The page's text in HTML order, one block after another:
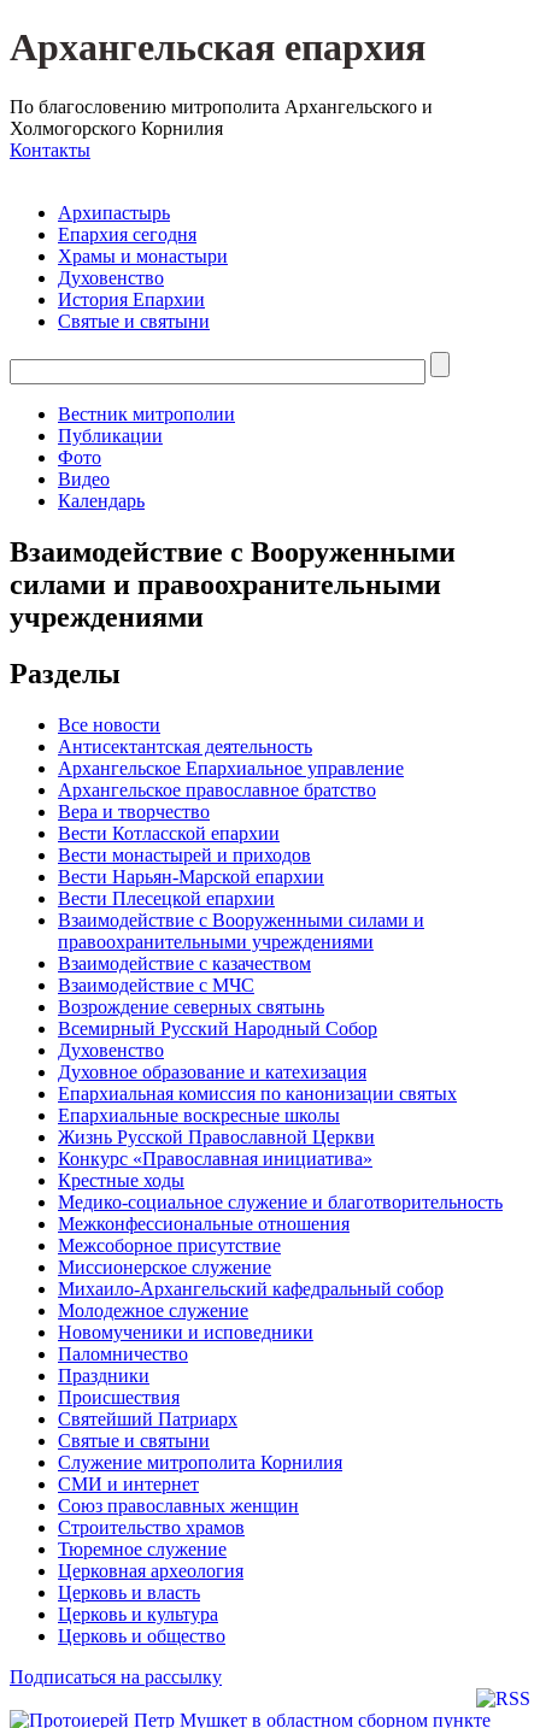
Архангельская епархия
По благословению митрополита Архангельского и
Холмогорского Корнилия
Контакты
Архипастырь
Епархия сегодня
Храмы и монастыри
Духовенство
История Епархии
Святые и святыни
Вестник митрополии
Публикации
Фото
Видео
Календарь
Взаимодействие с Вооруженными
силами и правоохранительными
учреждениями
Разделы
Все новости
Антисектантская деятельность
Архангельское Епархиальное управление
Архангельское православное братство
Вера и творчество
Вести Котласской епархии
Вести монастырей и приходов
Вести Нарьян-Марской епархии
Вести Плесецкой епархии
Взаимодействие с Вооруженными силами и
правоохранительными учреждениями
Взаимодействие с казачеством
Взаимодействие с МЧС
Возрождение северных святынь
Всемирный Русский Народный Собор
Духовенство
Духовное образование и катехизация
Епархиальная комиссия по канонизации святых
Епархиальные воскресные школы
Жизнь Русской Православной Церкви
Конкурс «Православная инициатива»
Крестные ходы
Медико-социальное служение и благотворительность
Межконфессиональные отношения
Межсоборное присутствие
Миссионерское служение
Михаило-Архангельский кафедральный собор
Молодежное служение
Новомученики и исповедники
Паломничество
Праздники
Происшествия
Святейший Патриарх
Святые и святыни
Служение митрополита Корнилия
СМИ и интернет
Союз православных женщин
Строительство храмов
Тюремное служение
Церковная археология
Церковь и власть
Церковь и культура
Церковь и общество
Подписаться на рассылку